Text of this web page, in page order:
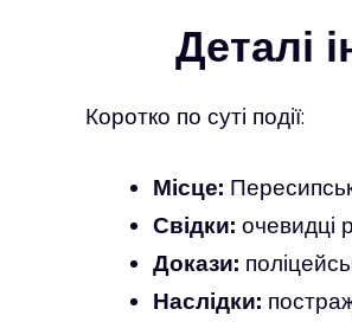
Деталі
Коротко по суті події:
Місце:
Свідки: очевидці
Докази:
Наслідки: